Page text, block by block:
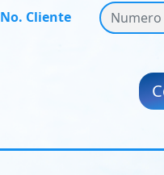
No. Cliente